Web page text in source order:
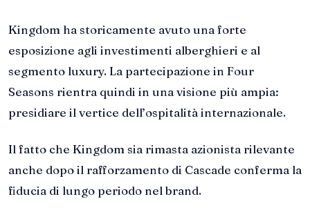
Kingdom ha storicamente avuto una forte
esposizione agli investimenti alberghieri e al
segmento luxury. La partecipazione in Four
Seasons rientra quindi in una visione più ampia:
presidiare il vertice dell’ospitalità internazionale.
Il fatto che Kingdom sia rimasta azionista rilevante
anche dopo il rafforzamento di Cascade conferma la
fiducia di lungo periodo nel brand.